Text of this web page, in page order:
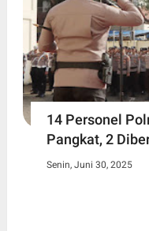
14 Personel
Pangkat, 2
Senin, Juni 30, 2025